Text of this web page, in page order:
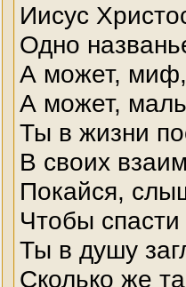
Иисус
Одно
А может,
А может,
Ты в жизни
В своих
Покайся,
Чтобы
Ты в душу
Сколько же